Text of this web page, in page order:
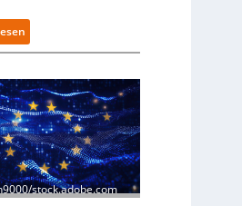
:
„
s
k
o
m
m
t
a
ustock.adobe.com